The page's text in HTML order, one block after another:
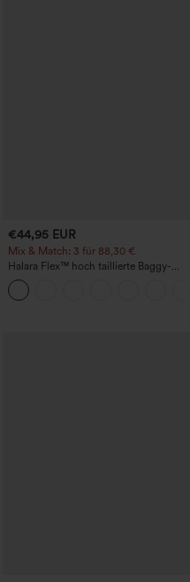
€44,95 EUR
Mix & Match: 3 für 88,30 €
Halara Flex™ hoch taillierte Baggy-
Jeans mit Taschen, weitem Bein,
stonewashed, lässig